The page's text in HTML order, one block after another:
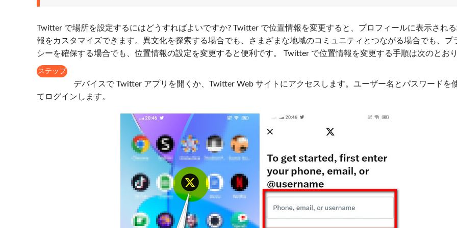
Twitter で場所を設定するにはどうすればよいですか? Twitter で位置情報を変更すると、プロフィールに表示され
報をカスタマイズできます。異文化を探索する場合でも、さまざまな地域のコミュニティとつながる場合でも、プ
シーを確​​保する場合でも、位置情報の設定を変更すると便利です。 Twitter で位置情報を変更する手順は次のとおり
ステップ
デバイスで Twitter アプリを開くか、Twitter Web サイトにアクセスします。ユーザー名とパスワードを
てログインします。